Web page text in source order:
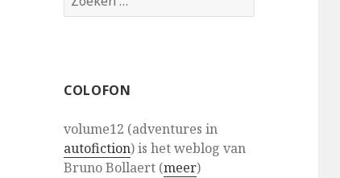
naar:
COLOFON
volume12 (adventures in
autofiction) is het weblog van
Bruno Bollaert (meer)